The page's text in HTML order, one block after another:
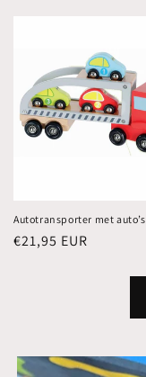
Autotransporter met auto’s
Normale
€21,95 EUR